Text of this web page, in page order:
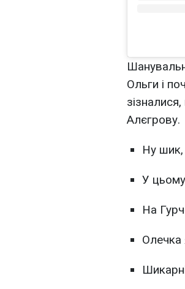
Ольги і
Алєгрову.
Ну шик,
У цьому
На
Олечка